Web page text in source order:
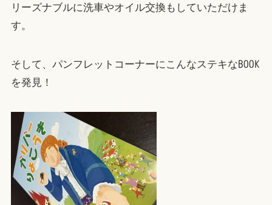
リーズナブルに洗車やオイル交換もしていただけま
す。
そして、パンフレットコーナーにこんなステキなBOOK
を発見！